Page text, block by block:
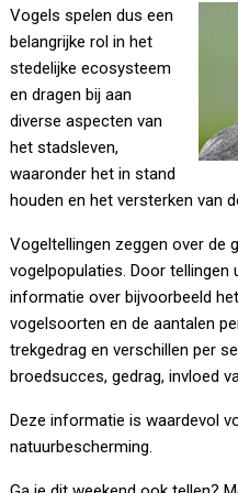
Vogels spelen dus een
belangrijke rol in het
stedelijke ecosysteem
en dragen bij aan
diverse aspecten van
het stadsleven,
waaronder het in stand
houden en het versterken van
Vogeltellingen zeggen over de
vogelpopulaties. Door
informatie over bijvoorbeeld
vogelsoorten en de aantalen
trekgedrag en verschillen per
broedsucces, gedrag, invloed
Deze informatie is waardevol
natuurbescherming.